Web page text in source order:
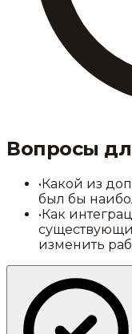
Вопросы
•Какой из
был бы
•Как
изменить